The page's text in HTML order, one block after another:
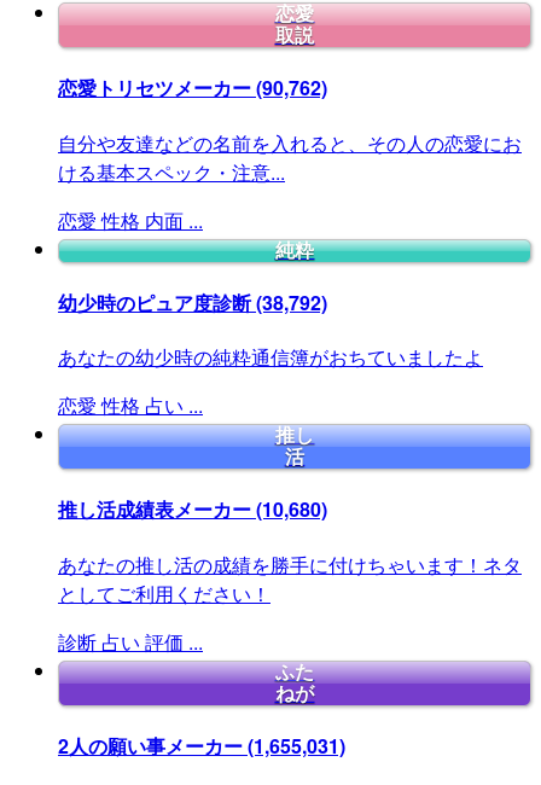
恋愛
取説
恋愛トリセツメーカー(90,762)
自分や友達などの名前を入れると、その人の恋愛にお
ける基本スペック・注意...
恋愛 性格 内面 ...
純粋
幼少時のピュア度診断(38,792)
あなたの幼少時の純粋通信簿がおちていましたよ
恋愛 性格 占い ...
推し
活
推し活成績表メーカー(10,680)
あなたの推し活の成績を勝手に付けちゃいます！ネタ
としてご利用ください！
診断 占い 評価 ...
ふた
ねが
2人の願い事メーカー(1,655,031)